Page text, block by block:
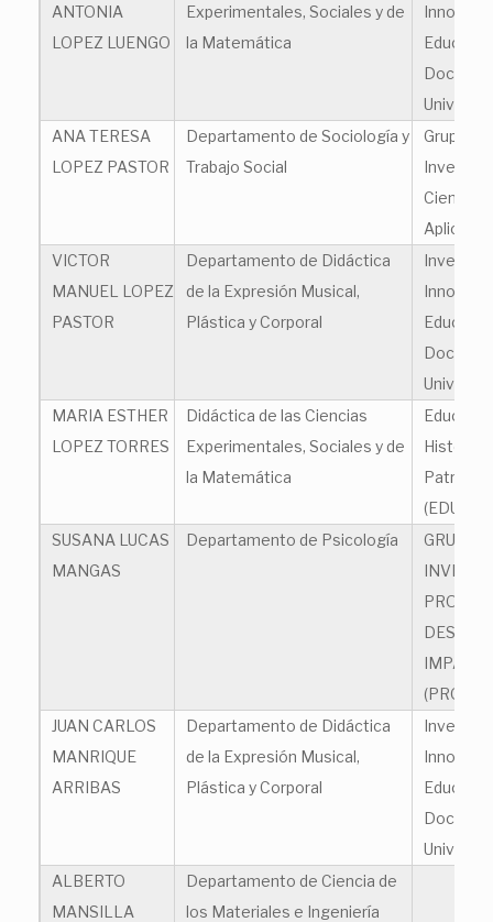
ANTONIA
LOPEZ LUENGO
Experimentales, Sociales y de
la Matemática
Docencia
ANA TERESA
LOPEZ PASTOR
Departamento de Sociología y
Trabajo Social
Grupo de
Ciencias
Aplicadas
VICTOR
MANUEL LOPEZ
PASTOR
Departamento de Didáctica
de la Expresión Musical,
Plástica y Corporal
Docencia
MARIA ESTHER
LOPEZ TORRES
Didáctica de las Ciencias
Experimentales, Sociales y de
la Matemática
Histórica
SUSANA LUCAS
MANGAS
Departamento de Psicología
GRUPO
(PRODIS)
JUAN CARLOS
MANRIQUE
ARRIBAS
Departamento de Didáctica
de la Expresión Musical,
Plástica y Corporal
Docencia
ALBERTO
MANSILLA
Departamento de Ciencia de
los Materiales e Ingeniería